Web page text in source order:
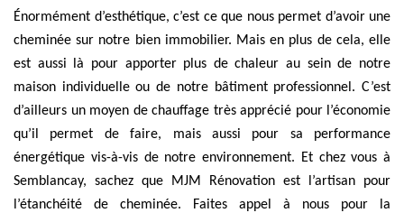
Énormément d’esthétique, c’est ce que nous permet d’avoir une
cheminée sur notre bien immobilier. Mais en plus de cela, elle
est aussi là pour apporter plus de chaleur au sein de notre
maison individuelle ou de notre bâtiment professionnel. C’est
d’ailleurs un moyen de chauffage très apprécié pour l’économie
qu’il permet de faire, mais aussi pour sa performance
énergétique vis-à-vis de notre environnement. Et chez vous à
Semblancay, sachez que MJM Rénovation est l’artisan pour
l’étanchéité de cheminée. Faites appel à nous pour la